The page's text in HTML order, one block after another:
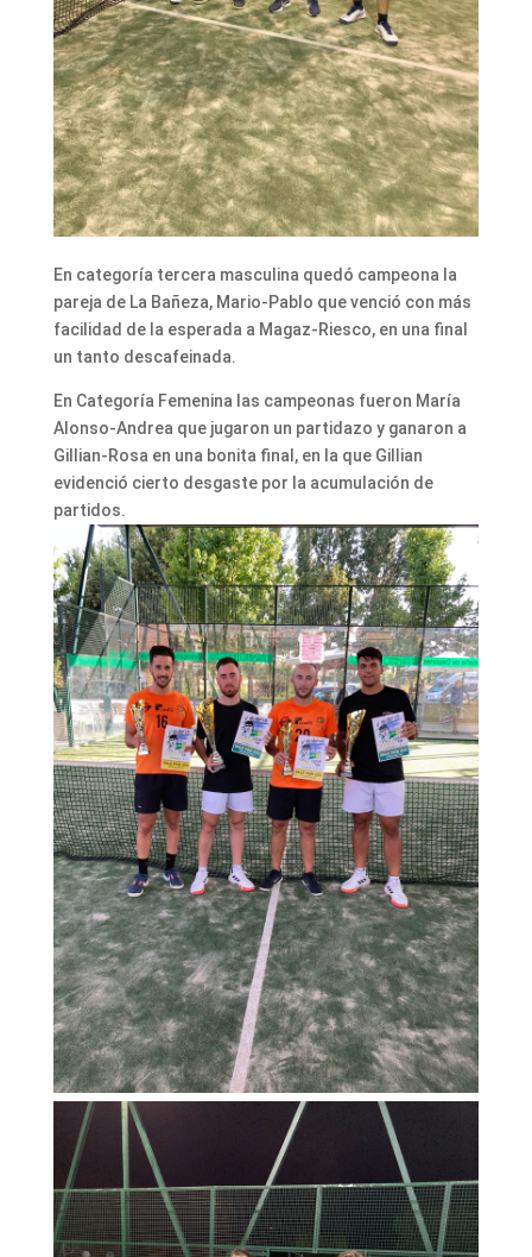
En categoría tercera masculina quedó campeona la
pareja de La Bañeza, Mario-Pablo que venció con más
facilidad de la esperada a Magaz-Riesco, en una final
un tanto descafeinada.
En Categoría Femenina las campeonas fueron María
Alonso-Andrea que jugaron un partidazo y ganaron a
Gillian-Rosa en una bonita final, en la que Gillian
evidenció cierto desgaste por la acumulación de
partidos.